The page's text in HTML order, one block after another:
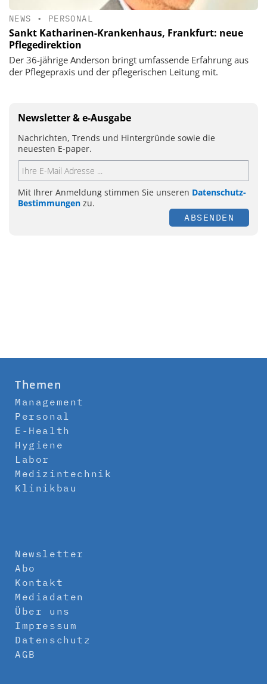
NEWS • PERSONAL
Sankt Katharinen-Krankenhaus, Frankfurt: neue
Pflegedirektion
Der 36-jährige Anderson bringt umfassende Erfahrung aus
der Pflegepraxis und der pflegerischen Leitung mit.
Newsletter & e-Ausgabe
Nachrichten, Trends und Hintergründe sowie die
neuesten E-paper.
Mit Ihrer Anmeldung stimmen Sie unseren Datenschutz-
Bestimmungen zu.
ABSENDEN
Themen
Management
Personal
E-Health
Hygiene
Labor
Medizintechnik
Klinikbau
Newsletter
Abo
Kontakt
Mediadaten
Über uns
Impressum
Datenschutz
AGB